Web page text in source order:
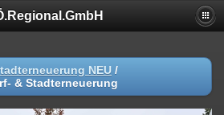
NEU /
& Stadterneuerung